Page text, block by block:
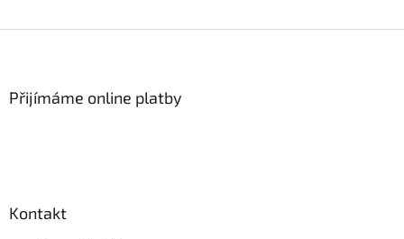
Přijímáme online platby
Kontakt